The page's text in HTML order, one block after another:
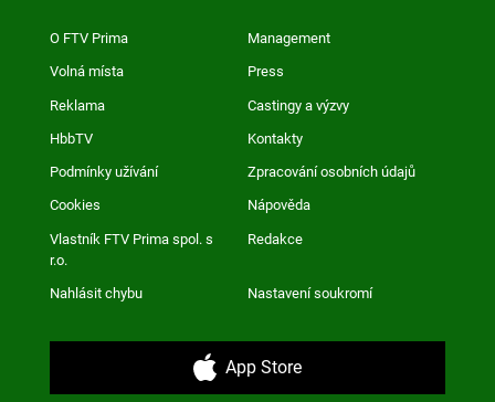
O FTV Prima Management
Volná místa Press
Reklama Castingy a výzvy
HbbTV Kontakty
Podmínky užívání Zpracování osobních údajů
Cookies Nápověda
Vlastník FTV Prima spol. s
r.o.
Redakce
Nahlásit chybu Nastavení soukromí
App Store